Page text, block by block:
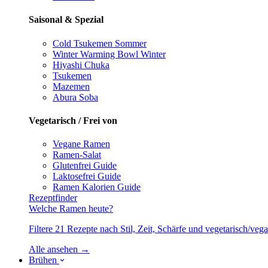
Saisonal & Spezial
Cold Tsukemen Sommer
Winter Warming Bowl Winter
Hiyashi Chuka
Tsukemen
Mazemen
Abura Soba
Vegetarisch / Frei von
Vegane Ramen
Ramen-Salat
Glutenfrei Guide
Laktosefrei Guide
Ramen Kalorien Guide
Rezeptfinder
Welche Ramen heute?
Filtere 21 Rezepte nach Stil, Zeit, Schärfe und vegetarisch/
Alle ansehen →
Brühen